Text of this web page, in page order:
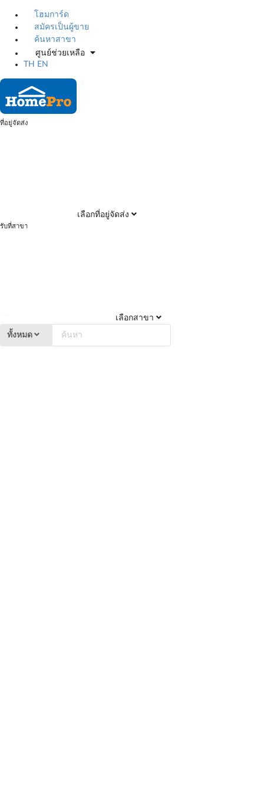
โฮมการ์ด
สมัครเป็นผู้ขาย
ค้นหาสาขา
ศูนย์ช่วยเหลือ
TH
EN
ที่อยู่จัดส่ง
เลือกที่อยู่จัดส่ง
รับที่สาขา
เลือกสาขา
ทั้งหมด